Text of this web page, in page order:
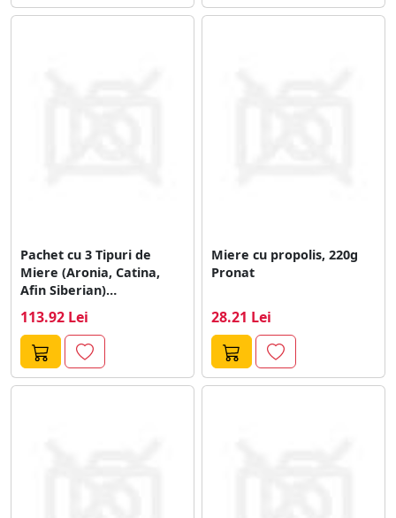
Pachet cu 3 Tipuri de
Miere (Aronia, Catina,
Afin Siberian)
113.92 Lei
Miere cu propolis, 220g
Pronat
28.21 Lei